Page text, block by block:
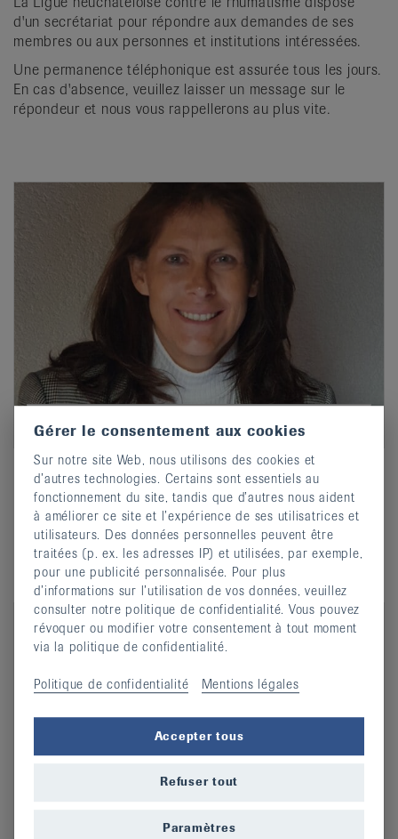
d'un secrétariat pour répondre aux demandes de ses
membres ou aux personnes et institutions intéressées.
Une permanence téléphonique est assurée tous les jours.
En cas d'absence, veuillez laisser un message sur le
répondeur et nous vous rappellerons au plus vite.
Isabelle Jeanfavre
Phone032 913 22 77
EmailEcrire un e-mail
Gérer le consentement aux cookies
Sur notre site Web, nous utilisons des cookies et
d’autres technologies. Certains sont essentiels au
fonctionnement du site, tandis que d’autres nous aident
à améliorer ce site et l’expérience de ses utilisatrices et
utilisateurs. Des données personnelles peuvent être
traitées (p. ex. les adresses IP) et utilisées, par exemple,
pour une publicité personnalisée. Pour plus
d’informations sur l’utilisation de vos données, veuillez
consulter notre politique de confidentialité. Vous pouvez
révoquer ou modifier votre consentement à tout moment
via la politique de confidentialité.
Politique de confidentialité Mentions légales
Accepter tous
Refuser tout
Paramètres